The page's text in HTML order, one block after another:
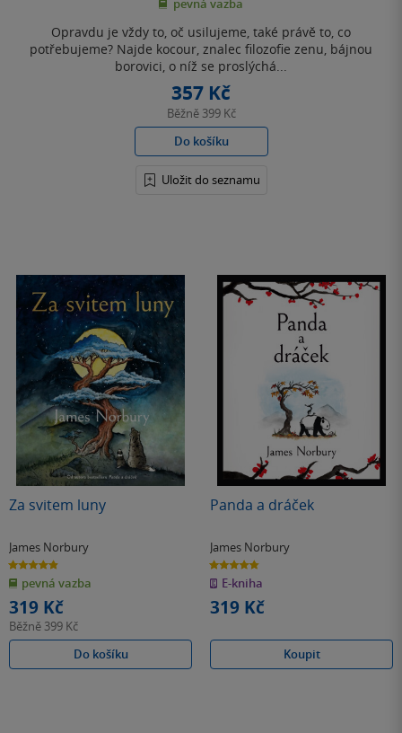
5
pevná vazba
Opravdu je vždy to, oč usilujeme, také právě to, co
potřebujeme? Najde kocour, znalec filozofie zenu, bájnou
borovici, o níž se proslýchá...
357 Kč
Běžně 399 Kč
Do košíku
Uložit do seznamu
Za svitem luny
James Norbury
4.9
z
5
hvězdiček
pevná vazba
319 Kč
Běžně 399 Kč
Do košíku
Panda a dráček
James Norbury
4.8
z
5
hvězdiček
E-kniha
319 Kč
Koupit